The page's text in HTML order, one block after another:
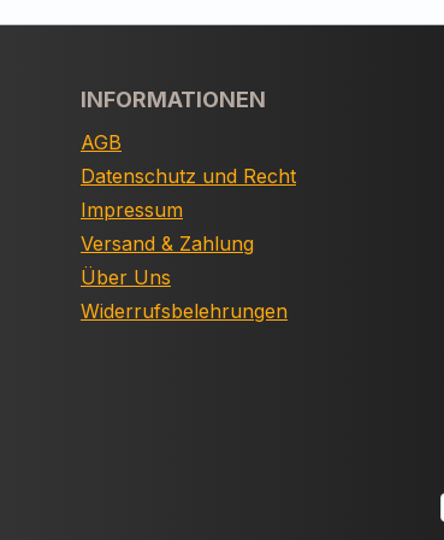
INFORMATIONEN
AGB
Datenschutz und Recht
Impressum
Versand & Zahlung
Über Uns
Widerrufsbelehrungen